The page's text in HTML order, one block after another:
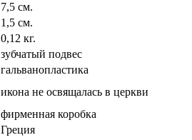
7,5 см.
1,5 см.
0,12 кг.
зубчатый подвес
гальванопластика
икона не освящалась в церкви
фирменная коробка
Греция